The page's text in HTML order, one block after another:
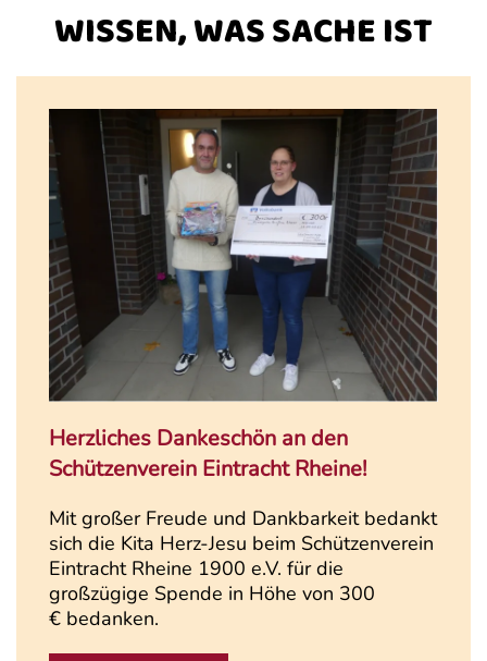
WISSEN, WAS SACHE IST
Herzliches Dankeschön an den
Schützenverein Eintracht Rheine!
Mit großer Freude und Dankbarkeit bedankt
sich die Kita Herz-Jesu beim Schützenverein
Eintracht Rheine 1900 e.V. für die
großzügige Spende in Höhe von 300
€ bedanken.